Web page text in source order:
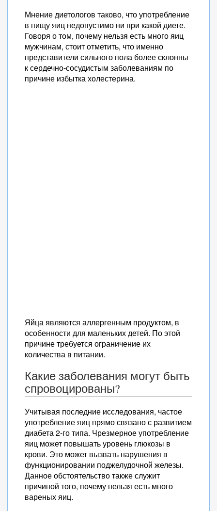
Мнение диетологов таково, что употребление
в пищу яиц недопустимо ни при какой диете.
Говоря о том, почему нельзя есть много яиц
мужчинам, стоит отметить, что именно
представители сильного пола более склонны
к сердечно-сосудистым заболеваниям по
причине избытка холестерина.
Яйца являются аллергенным продуктом, в
особенности для маленьких детей. По этой
причине требуется ограничение их
количества в питании.
Какие заболевания могут быть
спровоцированы?
Учитывая последние исследования, частое
употребление яиц прямо связано с развитием
диабета 2-го типа. Чрезмерное употребление
яиц может повышать уровень глюкозы в
крови. Это может вызвать нарушения в
функционировании поджелудочной железы.
Данное обстоятельство также служит
причиной того, почему нельзя есть много
вареных яиц.